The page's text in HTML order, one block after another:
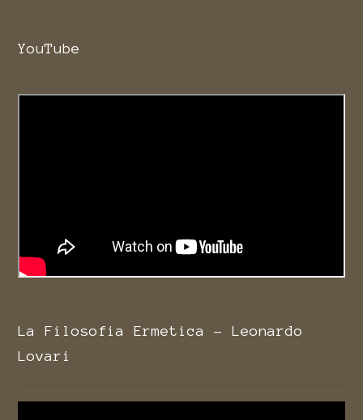
YouTube
La Filosofia Ermetica - Leonardo
Lovari